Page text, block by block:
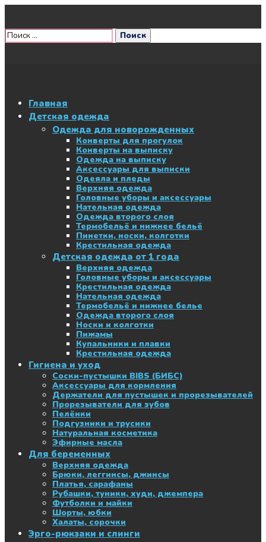
Главная
Детская одежда
Одежда для новорожденных
Конверты для прогулок
Конверты на выписку
Одежда на выписку
Аксессуары для выписки
Одеяла и пледы
Верхняя одежда
Головные уборы и аксессуары
Нательная одежда
Одежда второго слоя
Термобельё и нижнее бельё
Пинетки, носки, колготки
Крестильная одежда
Детская одежда от 1 года
Верхняя одежда
Головные уборы и аксессуары
Крестильная одежда
Нательная одежда
Термобельё и нижнее белье
Одежда второго слоя
Носки и колготки
Пижамы
Купальники и плавки
Крестильная одежда
Гигиена и уход
Соски-пустышки BIBS (БИБС)
Аксессуары для кормления
Держатели для пустышек и прорезывателей
Прорезыватели для зубов
Пелёнки
Подгузники и трусики
Натуральная косметика
Эфирные масла
Для беременных
Верхняя одежда
Брюки, леггинсы, джинсы
Платья, сарафаны
Рубашки, туники, худи, джемпера
Футболки и майки
Шорты, юбки
Халаты, сорочки
Эрго-рюкзаки и слинги